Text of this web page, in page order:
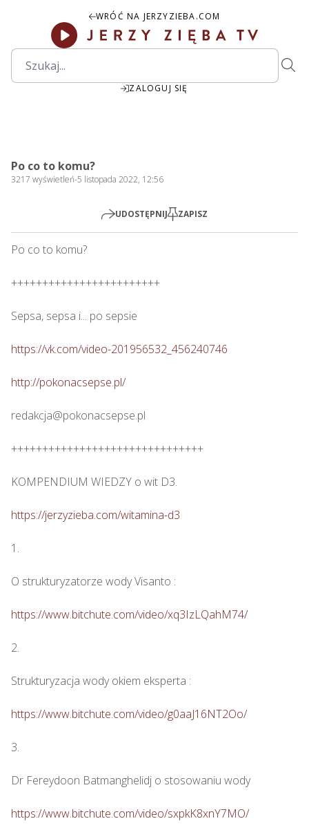
WRÓĆ NA JERZYZIEBA.COM
ZALOGUJ SIĘ
Po co to komu?
3217 wyświetleń-5 listopada 2022, 12:56
UDOSTĘPNIJ ZAPISZ
Po co to komu?
++++++++++++++++++++++++
Sepsa, sepsa i... po sepsie
https://vk.com/video-201956532_456240746
http://pokonacsepse.pl/
redakcja@pokonacsepse.pl
+++++++++++++++++++++++++++++++
KOMPENDIUM WIEDZY o wit D3.
https://jerzyzieba.com/witamina-d3
1.
O strukturyzatorze wody Visanto :
https://www.bitchute.com/video/xq3IzLQahM74/
2.
Strukturyzacja wody okiem eksperta :
https://www.bitchute.com/video/g0aaJ16NT2Oo/
3.
Dr Fereydoon Batmanghelidj o stosowaniu wody
https://www.bitchute.com/video/sxpkK8xnY7MO/